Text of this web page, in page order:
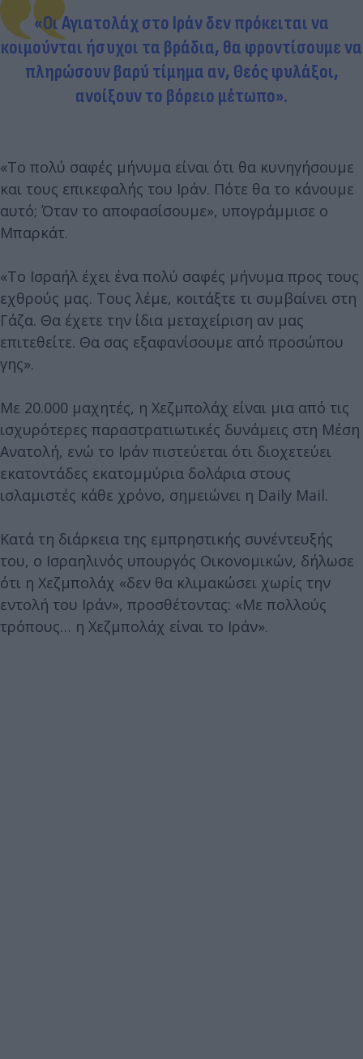
«Οι Αγιατολάχ στο Ιράν δεν πρόκειται να
κοιμούνται ήσυχοι τα βράδια, θα φροντίσουμε να
πληρώσουν βαρύ τίμημα αν, Θεός φυλάξοι,
ανοίξουν το βόρειο μέτωπο».
«Το πολύ σαφές μήνυμα είναι ότι θα κυνηγήσουμε
και τους επικεφαλής του Ιράν. Πότε θα το κάνουμε
αυτό; Όταν το αποφασίσουμε», υπογράμμισε ο
Μπαρκάτ.
«Το Ισραήλ έχει ένα πολύ σαφές μήνυμα προς τους
εχθρούς μας. Τους λέμε, κοιτάξτε τι συμβαίνει στη
Γάζα. Θα έχετε την ίδια μεταχείριση αν μας
επιτεθείτε. Θα σας εξαφανίσουμε από προσώπου
γης».
Με 20.000 μαχητές, η Χεζμπολάχ είναι μια από τις
ισχυρότερες παραστρατιωτικές δυνάμεις στη Μέση
Ανατολή, ενώ το Ιράν πιστεύεται ότι διοχετεύει
εκατοντάδες εκατομμύρια δολάρια στους
ισλαμιστές κάθε χρόνο, σημειώνει η Daily Mail.
Κατά τη διάρκεια της εμπρηστικής συνέντευξής
του, o Iσραηλινός υπουργός Οικονομικών, δήλωσε
ότι η Χεζμπολάχ «δεν θα κλιμακώσει χωρίς την
εντολή του Ιράν», προσθέτοντας: «Με πολλούς
τρόπους… η Χεζμπολάχ είναι το Ιράν».